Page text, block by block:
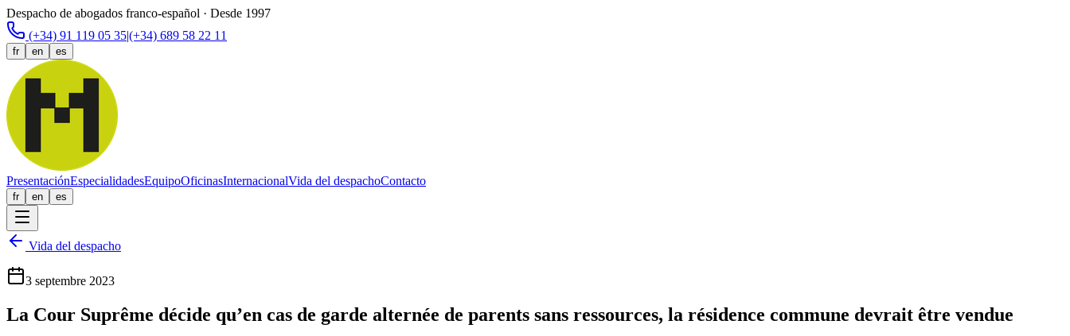
Despacho de abogados franco-español · Desde 1997
(+34) 91 119 05 35|(+34) 689 58 22 11
fr en es
PresentaciónEspecialidadesEquipoOficinasInternacionalVida del despachoContacto
fr en es
Vida del despacho
3 septembre 2023
La Cour Suprême décide qu’en cas de garde alternée de parents sans ressources, la résidence commune devrait être vendue